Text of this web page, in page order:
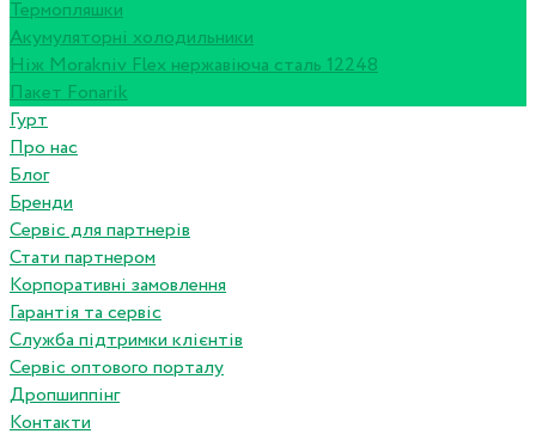
Термопляшки
Акумуляторні холодильники
Ніж Morakniv Flex нержавіюча сталь 12248
Пакет Fonarik
Гурт
Про нас
Блог
Бренди
Сервіс для партнерів
Стати партнером
Корпоративні замовлення
Гарантія та сервіс
Служба підтримки клієнтів
Сервіс оптового порталу
Дропшиппінг
Контакти